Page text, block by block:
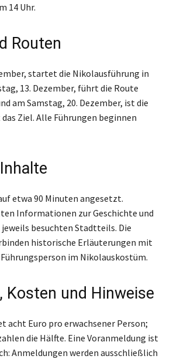
14 Uhr.
Routen
startet die Nikolausführung in
13. Dezember, führt die Route
am Samstag, 20. Dezember, ist die
Ziel. Alle Führungen beginnen
etwa 90 Minuten angesetzt.
Informationen zur Geschichte und
besuchten Stadtteils. Die
historische Erläuterungen mit
im Nikolauskostüm.
Kosten und Hinweise
acht Euro pro erwachsener Person;
die Hälfte. Eine Voranmeldung ist
Anmeldungen werden ausschließlich